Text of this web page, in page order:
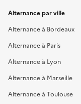
Alternance par ville
Alternance à Bordeaux
Alternance à Paris
Alternance à Lyon
Alternance à Marseille
Alternance à Toulouse